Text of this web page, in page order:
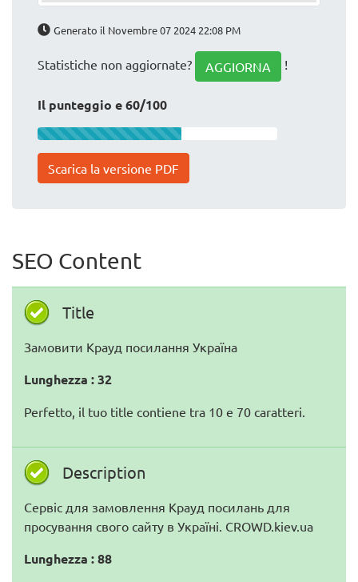
Generato il Novembre 07 2024 22:08 PM
Statistiche non aggiornate? AGGIORNA !
Il punteggio e 60/100
Scarica la versione PDF
SEO Content
Title
Замовити Крауд посилання Україна
Lunghezza : 32
Perfetto, il tuo title contiene tra 10 e 70 caratteri.
Description
Сервіс для замовлення Крауд посилань для
просування свого сайту в Україні. CROWD.kiev.ua
Lunghezza : 88